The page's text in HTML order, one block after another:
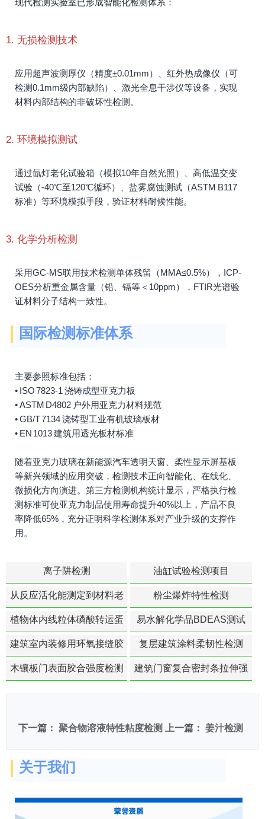
现代检测实验室已形成智能化检测体系：
1. 无损检测技术
应用超声波测厚仪（精度±0.01mm）、红外热成像仪（可
检测0.1mm级内部缺陷）、激光全息干涉仪等设备，实现
材料内部结构的非破坏性检测。
2. 环境模拟测试
通过氙灯老化试验箱（模拟10年自然光照）、高低温交变
试验（-40℃至120℃循环）、盐雾腐蚀测试（ASTM B117
标准）等环境模拟手段，验证材料耐候性能。
3. 化学分析检测
采用GC-MS联用技术检测单体残留（MMA≤0.5%），ICP-
OES分析重金属含量（铅、镉等＜10ppm），FTIR光谱验
证材料分子结构一致性。
国际检测标准体系
主要参照标准包括：
• ISO 7823-1 浇铸成型亚克力板
• ASTM D4802 户外用亚克力材料规范
• GB/T 7134 浇铸型工业有机玻璃板材
• EN 1013 建筑用透光板材标准
随着亚克力玻璃在新能源汽车透明天窗、柔性显示屏基板
等新兴领域的应用突破，检测技术正向智能化、在线化、
微损化方向演进。第三方检测机构统计显示，严格执行检
测标准可使亚克力制品使用寿命提升40%以上，产品不良
率降低65%，充分证明科学检测体系对产业升级的支撑作
用。
离子阱检测 油缸试验检测项目
从反应活化能测定到材料老
化寿命预测的经典模型
粉尘爆炸特性检测
植物体内线粒体磷酸转运蛋
白活性检测
易水解化学品BDEAS测试
建筑室内装修用环氧接缝胶
苯含量检测
复层建筑涂料柔韧性检测
木镶板门表面胶合强度检测
建筑门窗复合密封条拉伸强
下一篇： 聚合物溶液特性粘度检测 上一篇： 姜汁检测
关于我们